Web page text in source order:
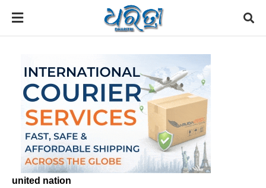
united nation